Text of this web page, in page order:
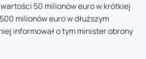
50 milionów euro w krótkiej
milionów euro w dłuższym
informował o tym minister obrony